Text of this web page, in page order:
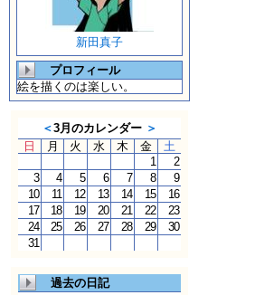
新田真子
プロフィール
絵を描くのは楽しい。
＜3月のカレンダー ＞
日
月 火 水 木 金
土
1
2
3
4 5 6 7 8
9
10
11 12 13 14 15
16
17
18 19 20 21 22
23
24
25 26 27 28 29
30
31
過去の日記